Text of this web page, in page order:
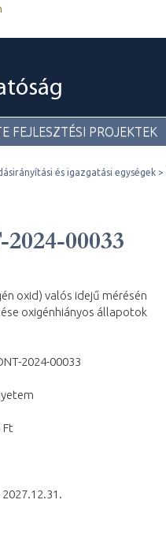
FEJLESZTÉSI PROJEKTEK
és igazgatási egységek
00033
oxid) valós idejű mérésén
oxigénhiányos állapotok
2024-00033
Ft